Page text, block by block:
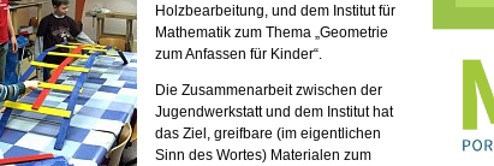
Holzbearbeitung, und dem Institut für
Mathematik zum Thema „Geometrie
zum Anfassen für Kinder“.
Die Zusammenarbeit zwischen der
Jugendwerkstatt und dem Institut hat
das Ziel, greifbare (im eigentlichen
Sinn des Wortes) Materialen zum